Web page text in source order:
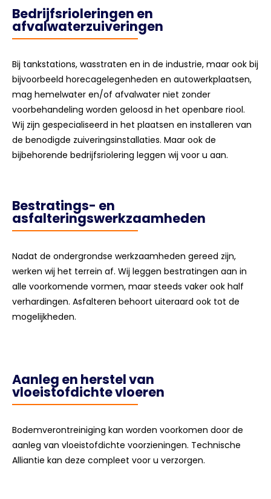
Bedrijfsrioleringen en
afvalwaterzuiveringen
Bij tankstations, wasstraten en in de industrie, maar ook bij
bijvoorbeeld horecagelegenheden en autowerkplaatsen,
mag hemelwater en/of afvalwater niet zonder
voorbehandeling worden geloosd in het openbare riool.
Wij zijn gespecialiseerd in het plaatsen en installeren van
de benodigde zuiveringsinstallaties. Maar ook de
bijbehorende bedrijfsriolering leggen wij voor u aan.
Bestratings- en
asfalteringswerkzaamheden
Nadat de ondergrondse werkzaamheden gereed zijn,
werken wij het terrein af. Wij leggen bestratingen aan in
alle voorkomende vormen, maar steeds vaker ook half
verhardingen. Asfalteren behoort uiteraard ook tot de
mogelijkheden.
Aanleg en herstel van
vloeistofdichte vloeren
Bodemverontreiniging kan worden voorkomen door de
aanleg van vloeistofdichte voorzieningen. Technische
Alliantie kan deze compleet voor u verzorgen.